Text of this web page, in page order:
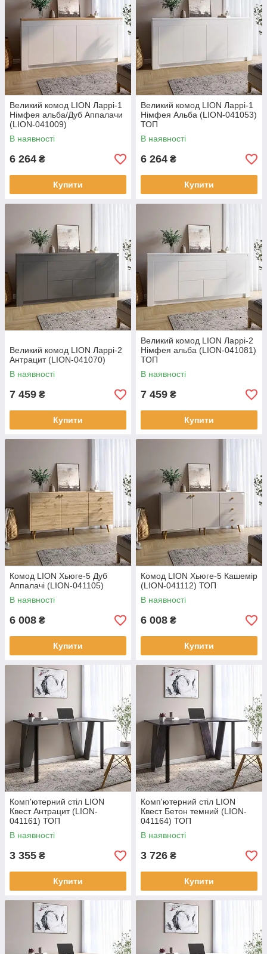
Великий комод LION Ларрі-1
Нiмфея альба/Дуб Аппалачи
(LION-041009)
В наявності
6 264 ₴
Купити
Великий комод LION Ларрі-1
Німфея Альба (LION-041053)
ТОП
В наявності
6 264 ₴
Купити
Великий комод LION Ларрі-2
Антрацит (LION-041070)
В наявності
7 459 ₴
Купити
Великий комод LION Ларрі-2
Німфея альба (LION-041081)
ТОП
В наявності
7 459 ₴
Купити
Комод LION Хьюге-5 Дуб
Аппалачі (LION-041105)
В наявності
6 008 ₴
Купити
Комод LION Хьюге-5 Кашемір
(LION-041112) ТОП
В наявності
6 008 ₴
Купити
Комп'ютерний стіл LION
Квест Антрацит (LION-
041161) ТОП
В наявності
3 355 ₴
Купити
Комп'ютерний стіл LION
Квест Бетон темний (LION-
041164) ТОП
В наявності
3 726 ₴
Купити